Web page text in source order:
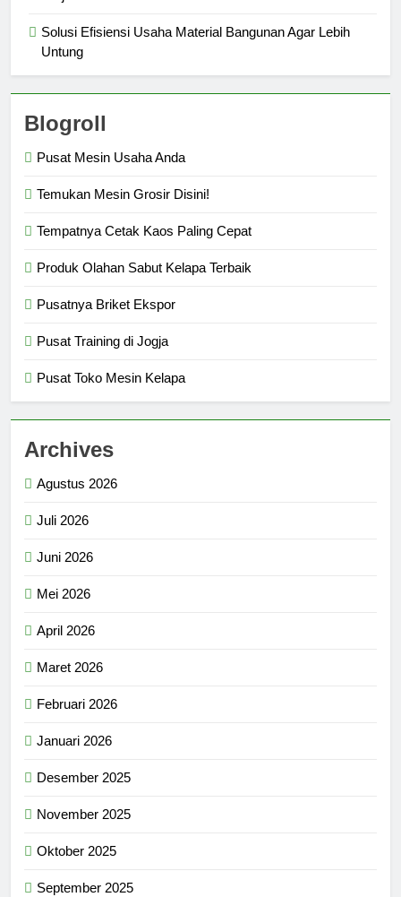
Solusi Efisiensi Usaha Material Bangunan Agar Lebih
Untung
Blogroll
Pusat Mesin Usaha Anda
Temukan Mesin Grosir Disini!
Tempatnya Cetak Kaos Paling Cepat
Produk Olahan Sabut Kelapa Terbaik
Pusatnya Briket Ekspor
Pusat Training di Jogja
Pusat Toko Mesin Kelapa
Archives
Agustus 2026
Juli 2026
Juni 2026
Mei 2026
April 2026
Maret 2026
Februari 2026
Januari 2026
Desember 2025
November 2025
Oktober 2025
September 2025